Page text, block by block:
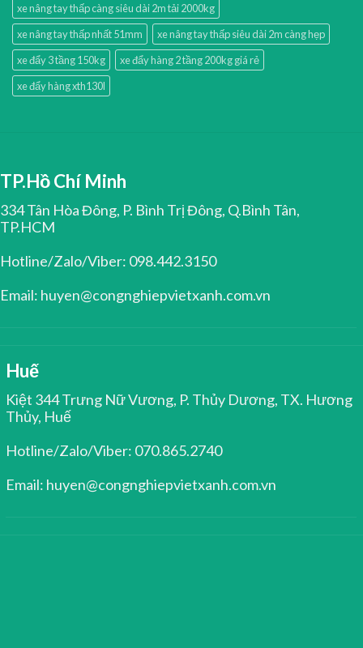
xe nâng tay thấp càng siêu dài 2m tải 2000kg
xe nâng tay thấp nhất 51mm
xe nâng tay thấp siêu dài 2m càng hẹp
xe đẩy 3 tầng 150kg
xe đẩy hàng 2 tầng 200kg giá rẻ
xe đẩy hàng xth130l
TP.Hồ Chí Minh
334 Tân Hòa Đông, P. Bình Trị Đông, Q.Bình Tân,
TP.HCM
Hotline/Zalo/Viber: 098.442.3150
Email: huyen@congnghiepvietxanh.com.vn
Huế
Kiệt 344 Trưng Nữ Vương, P. Thủy Dương, TX. Hương
Thủy, Huế
Hotline/Zalo/Viber: 070.865.2740
Email: huyen@congnghiepvietxanh.com.vn